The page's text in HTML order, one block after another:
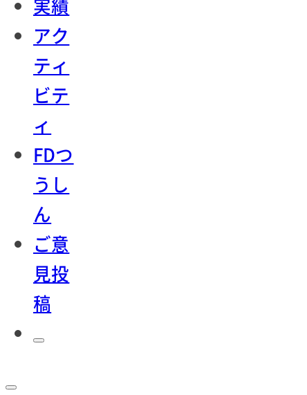
アク
ティ
ビテ
ィ
FDつ
うし
ん
ご意
見投
稿